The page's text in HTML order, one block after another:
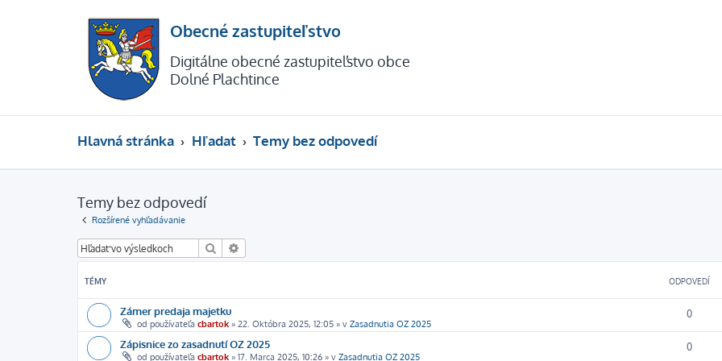
Obecné zastupiteľstvo
Digitálne obecné zastupiteľstvo obce
Dolné Plachtince
Hlavná stránka Hľadať Temy bez odpovedí
Temy bez odpovedí
Rozšírené vyhľadávanie
Hľadať
TÉMY ODPOVEDÍ
Zámer predaja majetku
od používateľa cbartok » 22. Októbra 2025, 12:05 » v Zasadnutia OZ 2025
0
Zápisnice zo zasadnutí OZ 2025
od používateľa cbartok » 17. Marca 2025, 10:26 » v Zasadnutia OZ 2025
0